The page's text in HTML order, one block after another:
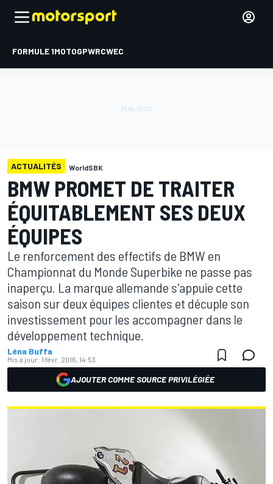
FORMULE 1MOTOGPWRCWEC
ACTUALITÉS WorldSBK
BMW PROMET DE TRAITER
ÉQUITABLEMENT SES DEUX
ÉQUIPES
Le renforcement des effectifs de BMW en
Championnat du Monde Superbike ne passe pas
inaperçu. La marque allemande s'appuie cette
saison sur deux équipes clientes et décuple son
investissement pour les accompagner dans le
développement technique.
Léna Buffa
Mis à jour: 1 févr. 2016, 14:53
AJOUTER COMME SOURCE PRIVILÉGIÉE